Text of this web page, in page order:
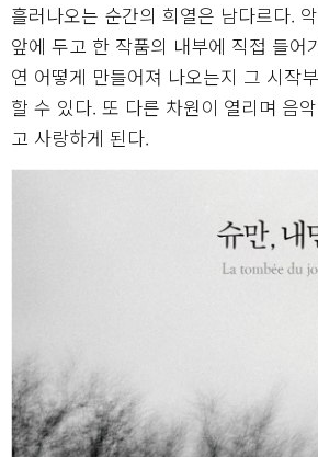
흘러나오는 순간의 희열은 남다르다.
앞에 두고 한 작품의 내부에 직접 들어
연 어떻게 만들어져 나오는지 그 시작
할 수 있다. 또 다른 차원이 열리며 음
고 사랑하게 된다.